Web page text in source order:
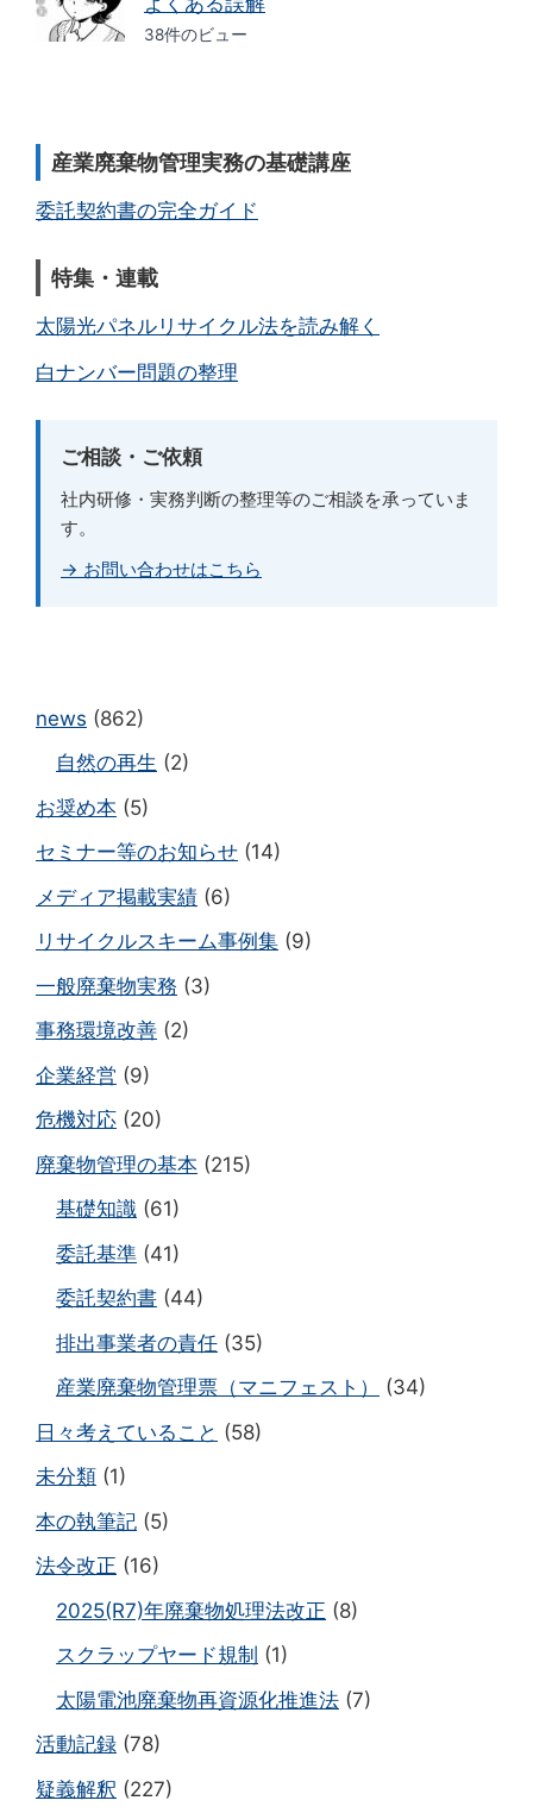
38件のビュー
産業廃棄物管理実務の基礎講座
委託契約書の完全ガイド
特集・連載
太陽光パネルリサイクル法を読み解く
白ナンバー問題の整理
ご相談・ご依頼
社内研修・実務判断の整理等のご相談を承っていま
す。
→ お問い合わせはこちら
news (862)
自然の再生 (2)
お奨め本 (5)
セミナー等のお知らせ (14)
メディア掲載実績 (6)
リサイクルスキーム事例集 (9)
一般廃棄物実務 (3)
事務環境改善 (2)
企業経営 (9)
危機対応 (20)
廃棄物管理の基本 (215)
基礎知識 (61)
委託基準 (41)
委託契約書 (44)
排出事業者の責任 (35)
産業廃棄物管理票（マニフェスト）
(34)
日々考えていること (58)
未分類 (1)
本の執筆記 (5)
法令改正 (16)
2025(R7)年廃棄物処理法改正 (8)
スクラップヤード規制 (1)
太陽電池廃棄物再資源化推進法 (7)
活動記録 (78)
疑義解釈 (227)